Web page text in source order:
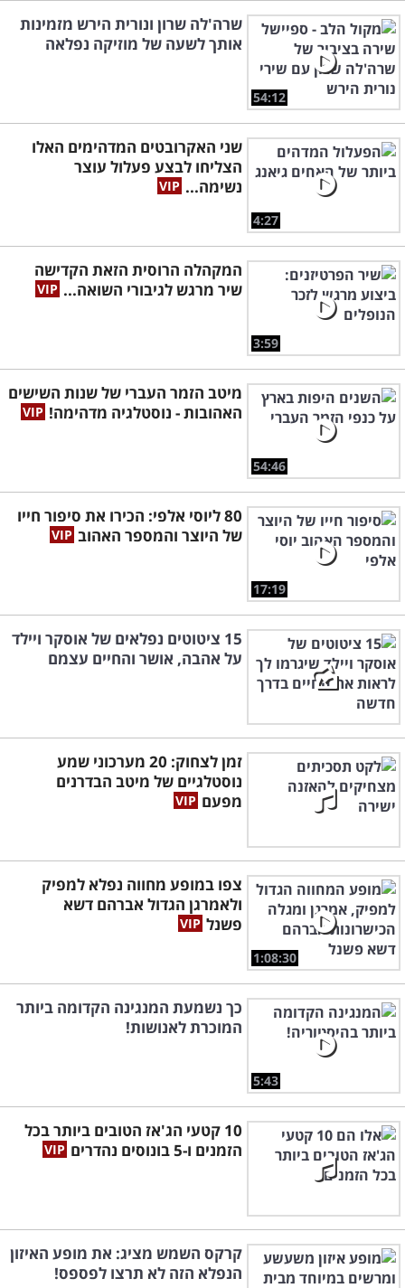
54:12
שרה'לה שרון ונורית הירש מזמינות
אותך לשעה של מוזיקה נפלאה
4:27
שני האקרובטים המדהימים האלו
הצליחו לבצע פעלול עוצר
נשימה...
3:59
המקהלה הרוסית הזאת הקדישה
שיר מרגש לגיבורי השואה...
54:46
מיטב הזמר העברי של שנות השישים
האהובות - נוסטלגיה מדהימה!
17:19
80 ליוסי אלפי: הכירו את סיפור חייו
של היוצר והמספר האהוב
15 ציטוטים נפלאים של אוסקר ויילד
על אהבה, אושר והחיים עצמם
זמן לצחוק: 20 מערכוני שמע
נוסטלגיים של מיטב הבדרנים
מפעם
1:08:30
צפו במופע מחווה נפלא למפיק
ולאמרגן הגדול אברהם דשא
פשנל
5:43
כך נשמעת המנגינה הקדומה ביותר
המוכרת לאנושות!
10 קטעי הג'אז הטובים ביותר בכל
הזמנים ו-5 בונוסים נהדרים
קרקס השמש מציג: את מופע האיזון
הנפלא הזה לא תרצו לפספס!